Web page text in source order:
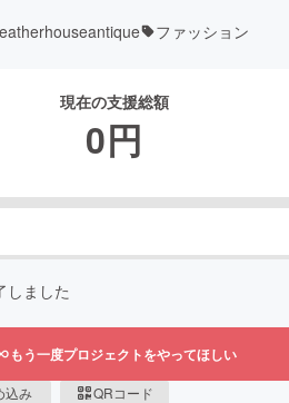
ファッション
現在の支援総額
0円
しました
もう一度プロジェクトをやってほしい
込み QRコード